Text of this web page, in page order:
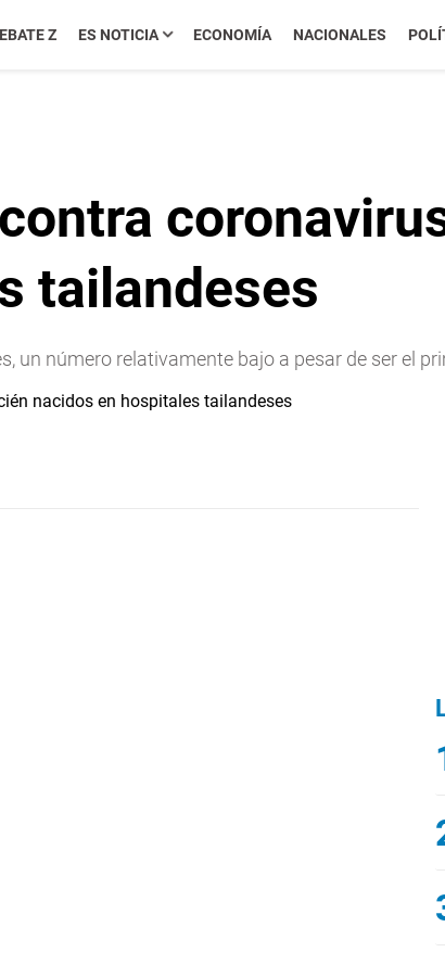
Z ES NOTICIA ECONOMÍA NACIONALES
tailandeses
un número relativamente bajo a pesar de ser el